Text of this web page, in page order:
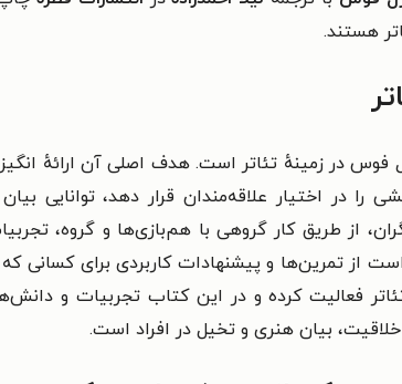
هستند.​
در زمینهٔ تئاتر است. هدف اصلی آن ارائهٔ
را در اختیار علاقه‌مندان قرار دهد، توانایی
از طریق کار گروهی با هم‌بازی‌ها و گروه،
از تمرین‌ها و پیشنهادات کاربردی برای کسانی که
فعالیت کرده و در این کتاب تجربیات و
بیان هنری و تخیل در افراد است.